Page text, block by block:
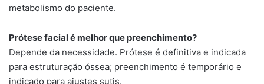
metabolismo do paciente.
Prótese facial é melhor que preenchimento?
Depende da necessidade. Prótese é definitiva e indicada
para estruturação óssea; preenchimento é temporário e
indicado para ajustes sutis.